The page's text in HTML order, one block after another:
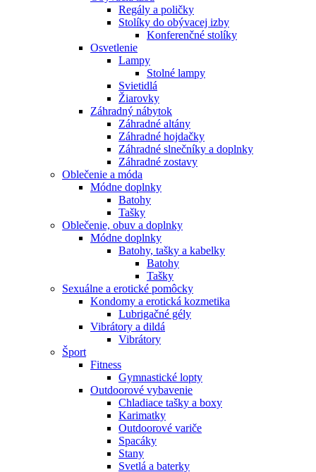
Regály a poličky
Stolíky do obývacej izby
Konferenčné stolíky
Osvetlenie
Lampy
Stolné lampy
Svietidlá
Žiarovky
Záhradný nábytok
Záhradné altány
Záhradné hojdačky
Záhradné slnečníky a doplnky
Záhradné zostavy
Oblečenie a móda
Módne doplnky
Batohy
Tašky
Oblečenie, obuv a doplnky
Módne doplnky
Batohy, tašky a kabelky
Batohy
Tašky
Sexuálne a erotické pomôcky
Kondomy a erotická kozmetika
Lubrigačné gély
Vibrátory a dildá
Vibrátory
Šport
Fitness
Gymnastické lopty
Outdoorové vybavenie
Chladiace tašky a boxy
Karimatky
Outdoorové variče
Spacáky
Stany
Svetlá a baterky